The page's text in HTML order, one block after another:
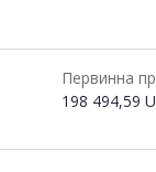
Первинна
198 494,59